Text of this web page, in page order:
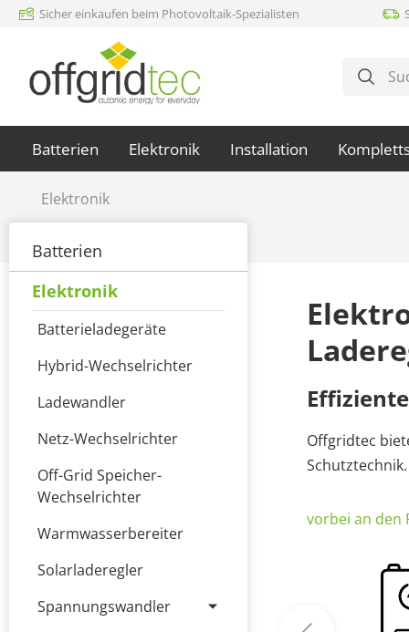
Hauptinhalt springen
Zur Suche springen
Zur Hauptnavigation springen
Sicher einkaufen beim Photovoltaik-Spezialisten
Batterien Elektronik Installation
Elektronik
Batterien
Elektronik
Batterieladegeräte
Hybrid-Wechselrichter
Ladewandler
Netz-Wechselrichter
Off-Grid Speicher-
Wechselrichter
Warmwasserbereiter
Solarladeregler
Spannungswandler
Offgridtec
vorbei an den